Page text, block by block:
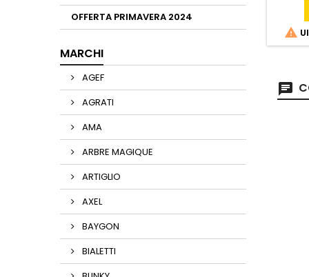
OFFERTA PRIMAVERA 2024
MARCHI
AGEF
AGRATI
AMA
ARBRE MAGIQUE
ARTIGLIO
AXEL
BAYGON
BIALETTI
